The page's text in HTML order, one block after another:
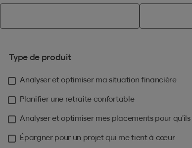
Type de produit
Analyser et optimiser ma situation financière
Planifier une retraite confortable
Analyser et optimiser mes placements pour qu’ils
Épargner pour un projet qui me tient à cœur